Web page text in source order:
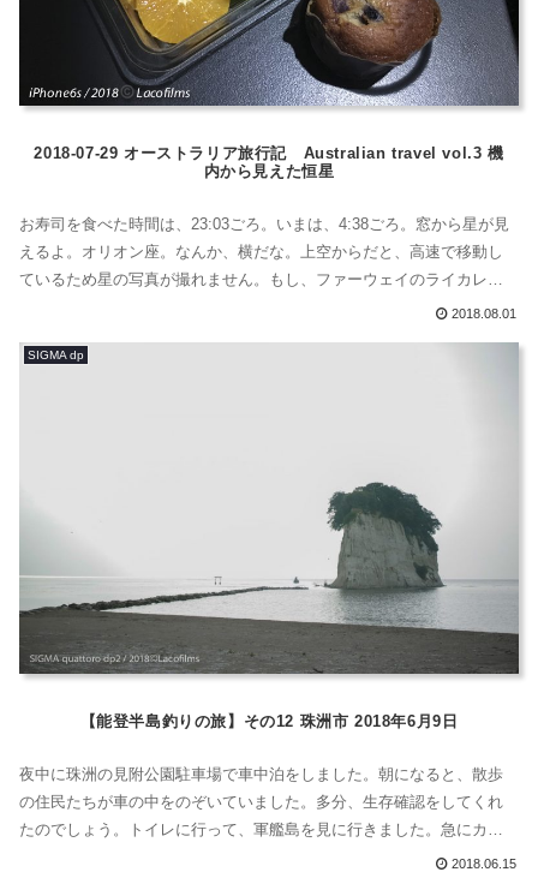
2018-07-29 オーストラリア旅行記 Australian travel vol.3 機
内から見えた恒星
お寿司を食べた時間は、23:03ごろ。いまは、4:38ごろ。窓から星が見
えるよ。オリオン座。なんか、横だな。上空からだと、高速で移動し
ているため星の写真が撮れません。もし、ファーウェイのライカレン
ズがついたカメラや、sonyのカメラだったら撮れただろうか。その時
を見ると番号がはちゃめちゃでよくわからないけど、2枚目の画像に、
2018.08.01
SIGMA dp
【能登半島釣りの旅】その12 珠洲市 2018年6月9日
夜中に珠洲の見附公園駐車場で車中泊をしました。朝になると、散歩
の住民たちが車の中をのぞいていました。多分、生存確認をしてくれ
たのでしょう。トイレに行って、軍艦島を見に行きました。急にカメ
ラの話になるけど、逆光ってカメラ苦手だよね。あたりまえだけど。
2018.06.15